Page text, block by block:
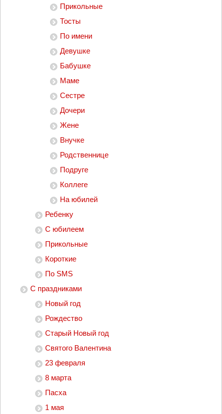
Прикольные
Тосты
По имени
Девушке
Бабушке
Маме
Сестре
Дочери
Жене
Внучке
Родственнице
Подруге
Коллеге
На юбилей
Ребенку
С юбилеем
Прикольные
Короткие
По SMS
С праздниками
Новый год
Рождество
Старый Новый год
Святого Валентина
23 февраля
8 марта
Пасха
1 мая